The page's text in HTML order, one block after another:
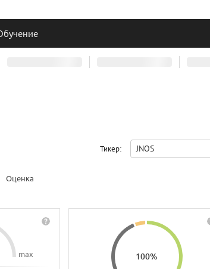
Тикер: JNOS
Оценка
max 100%